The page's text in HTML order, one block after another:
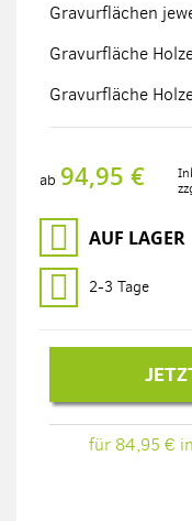
Gravurflächen
Gravurfläche
Gravurfläche
ab 94,95 €
AUF LAGER
2-3 Tage
für 84,95 €